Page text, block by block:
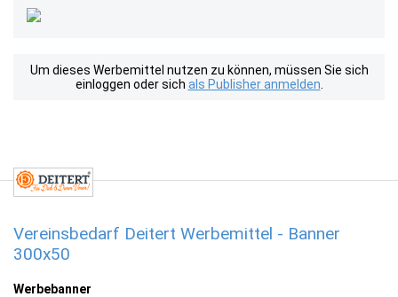
Um dieses Werbemittel nutzen zu können, müssen Sie sich
einloggen oder sich als Publisher anmelden
Vereinsbedarf Deitert Werbemittel - Banner
300x50
Werbebanner